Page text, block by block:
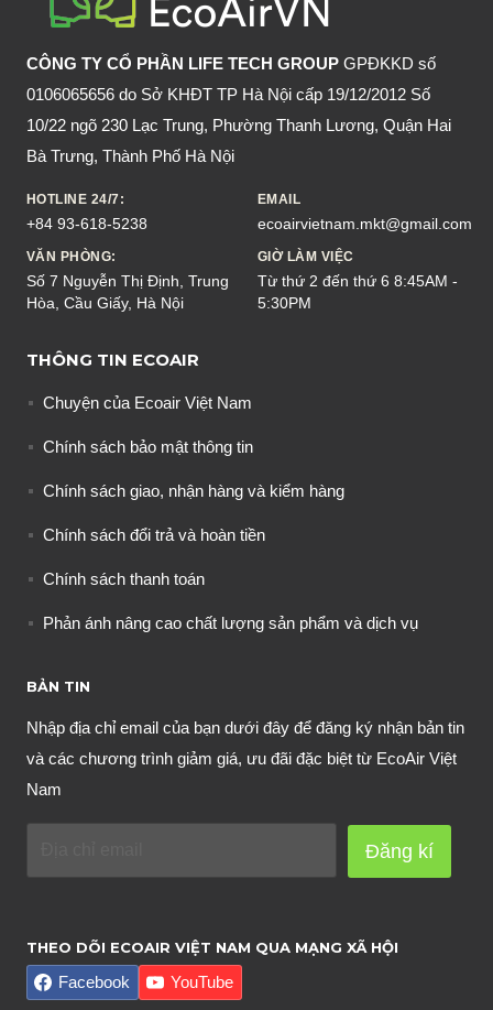
CÔNG TY CỔ PHẦN LIFE TECH GROUP GPĐKKD số
0106065656 do Sở KHĐT TP Hà Nội cấp 19/12/2012 Số
10/22 ngõ 230 Lạc Trung, Phường Thanh Lương, Quận Hai
Bà Trưng, Thành Phố Hà Nội
HOTLINE 24/7:
+84 93-618-5238
EMAIL
ecoairvietnam.mkt@gmail.com
VĂN PHÒNG:
Số 7 Nguyễn Thị Định, Trung
Hòa, Cầu Giấy, Hà Nội
GIỜ LÀM VIỆC
Từ thứ 2 đến thứ 6 8:45AM -
5:30PM
THÔNG TIN ECOAIR
Chuyện của Ecoair Việt Nam
Chính sách bảo mật thông tin
Chính sách giao, nhận hàng và kiểm hàng
Chính sách đổi trả và hoàn tiền
Chính sách thanh toán
Phản ánh nâng cao chất lượng sản phẩm và dịch vụ
BẢN TIN
Nhập địa chỉ email của bạn dưới đây để đăng ký nhận bản tin
và các chương trình giảm giá, ưu đãi đặc biệt từ EcoAir Việt
Nam
Đăng kí
THEO DÕI ECOAIR VIỆT NAM QUA MẠNG XÃ HỘI
Facebook YouTube